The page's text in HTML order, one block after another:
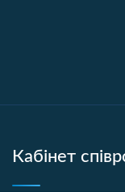
Кабінет